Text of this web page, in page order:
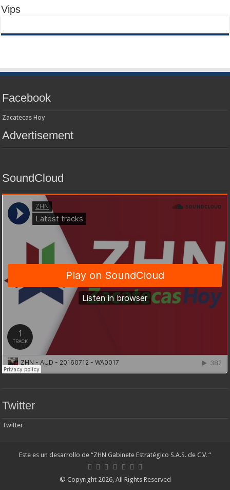
Vips
Facebook
Zacatecas Hoy
Advertisement
SoundCloud
Twitter
Twitter
Este es un desarrollo de “ZHN Gabinete Estratégico S.A.S. de C.V. “
© Copyright 2026, All Rights Reserved